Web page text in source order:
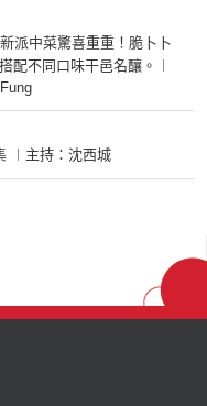
派中菜驚喜重重！脆卜卜
配不同口味干邑名釀。︱
︱主持：沈西城